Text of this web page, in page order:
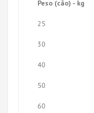
Peso (cão) - kg
25
30
40
50
60